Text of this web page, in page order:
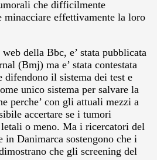
che difficilmente
minacciare effettivamente la loro
della Bbc, e’ stata pubblicata
(Bmj) ma e’ stata contestata
difendono il sistema dei test e
unico sistema per salvare la
perche’ con gli attuali mezzi a
accertare se i tumori
o meno. Ma i ricercatori del
in Danimarca sostengono che i
che gli screening del